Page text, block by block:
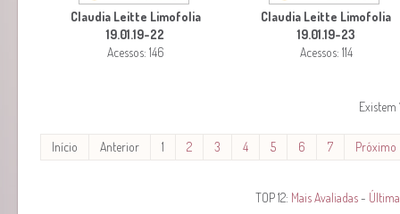
Claudia Leitte Limofolia
19.01.19-22
Acessos: 146
Claudia Leitte Limofolia
19.01.19-23
Acessos: 114
Existem
Início Anterior 1 2 3 4 5 6 7 Próximo
TOP 12: Mais Avaliadas-